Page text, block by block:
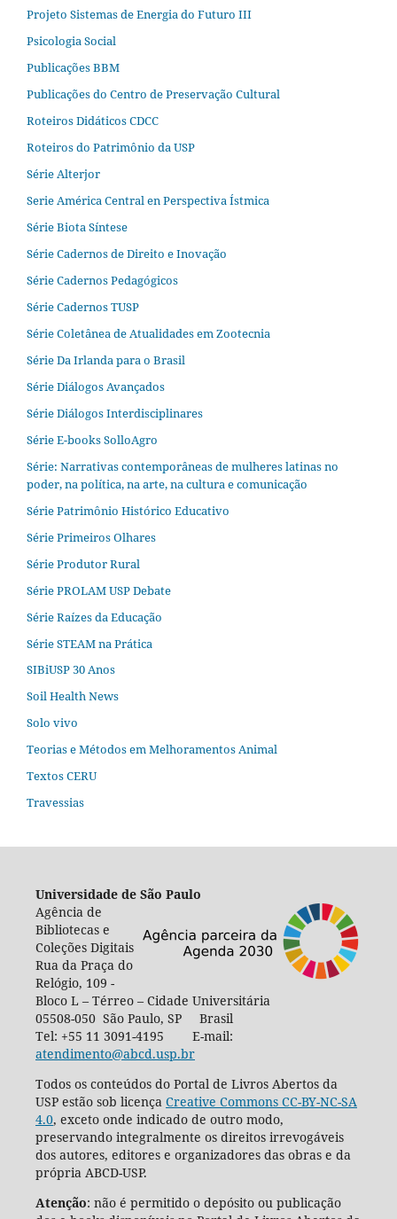
Projeto Sistemas de Energia do Futuro III
Psicologia Social
Publicações BBM
Publicações do Centro de Preservação Cultural
Roteiros Didáticos CDCC
Roteiros do Patrimônio da USP
Série Alterjor
Serie América Central en Perspectiva Ístmica
Série Biota Síntese
Série Cadernos de Direito e Inovação
Série Cadernos Pedagógicos
Série Cadernos TUSP
Série Coletânea de Atualidades em Zootecnia
Série Da Irlanda para o Brasil
Série Diálogos Avançados
Série Diálogos Interdisciplinares
Série E-books SolloAgro
Série: Narrativas contemporâneas de mulheres latinas no
poder, na política, na arte, na cultura e comunicação
Série Patrimônio Histórico Educativo
Série Primeiros Olhares
Série Produtor Rural
Série PROLAM USP Debate
Série Raízes da Educação
Série STEAM na Prática
SIBiUSP 30 Anos
Soil Health News
Solo vivo
Teorias e Métodos em Melhoramentos Animal
Textos CERU
Travessias
Universidade de São Paulo
Agência de
Bibliotecas e
Coleções Digitais
Rua da Praça do
Relógio, 109 -
Bloco L – Térreo – Cidade Universitária
05508-050 São Paulo, SP Brasil
Tel: +55 11 3091-4195 E-mail:
atendimento@abcd.usp.br
Todos os conteúdos do Portal de Livros Abertos da
USP estão sob licença Creative Commons CC-BY-NC-SA
4.0, exceto onde indicado de outro modo,
preservando integralmente os direitos irrevogáveis
dos autores, editores e organizadores das obras e da
própria ABCD-USP.
Atenção: não é permitido o depósito ou publicação